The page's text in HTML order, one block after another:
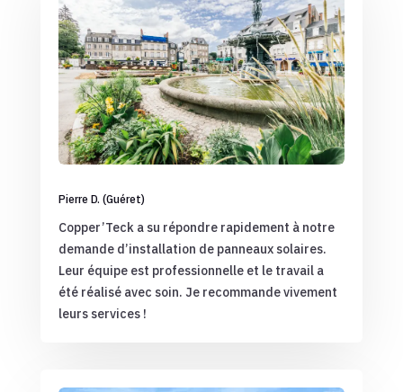
Pierre D. (Guéret)
Copper’Teck a su répondre rapidement à notre
demande d’installation de panneaux solaires.
Leur équipe est professionnelle et le travail a
été réalisé avec soin. Je recommande vivement
leurs services !